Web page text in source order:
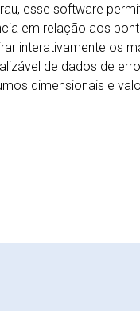
esse software
em relação aos
interativamente os
de dados de
dimensionais e